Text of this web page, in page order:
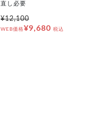
直し必要
¥12,100
WEB価格¥9,680 税込